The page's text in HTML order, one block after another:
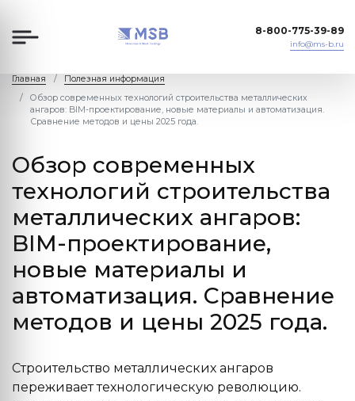
8-800-775-39-89
info@ms-b.ru
Главная
Полезная информация
Обзор современных технологий строительства металлических
ангаров: BIM-проектирование, новые материалы и автоматизация.
Сравнение методов и цены 2025 года.
Обзор современных
технологий строительства
металлических ангаров:
BIM-проектирование,
новые материалы и
автоматизация. Сравнение
методов и цены 2025 года.
Строительство металлических ангаров
переживает технологическую революцию.